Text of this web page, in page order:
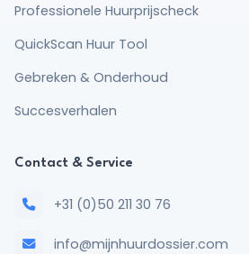
Professionele Huurprijscheck
QuickScan Huur Tool
Gebreken & Onderhoud
Succesverhalen
Contact & Service
+31 (0)50 211 30 76
info@mijnhuurdossier.com